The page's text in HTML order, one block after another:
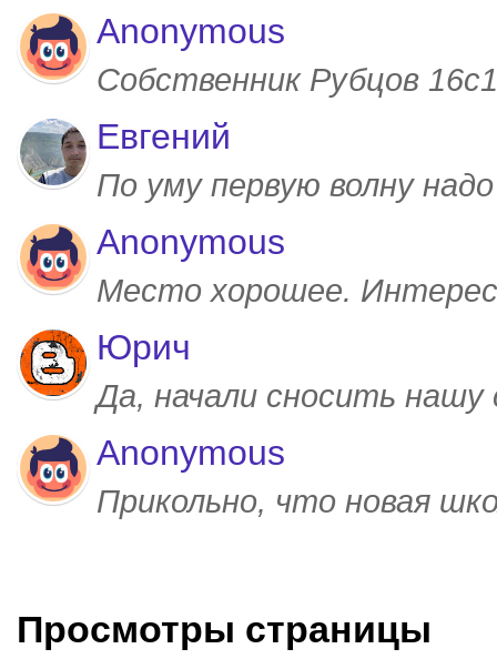
Anonymous
Собственник Рубцов
Евгений
По уму первую волну
Anonymous
Место хорошее.
Юрич
Да, начали сносить
Anonymous
Прикольно, что новая
Просмотры страницы